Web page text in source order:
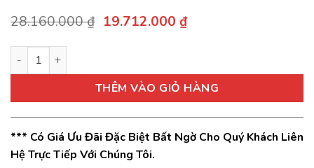
28.160.000₫ Giá
19.712.000 ₫Giá
19.712.000 ₫.
Bếp Điện Từ Malloca MH-03IR N 81CM 2 Từ 1 Điện Kính
THÊM VÀO GIỎ HÀNG
*** Có Giá Ưu Đãi Đặc Biệt Bất Ngờ Cho Quý Khách Liên
Hệ Trực Tiếp Với Chúng Tôi.